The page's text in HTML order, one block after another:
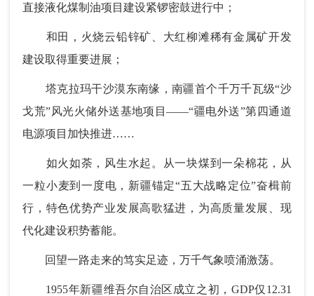
直接液化煤制油项目建设紧锣密鼓进行中；
和田，火烧云铅锌矿、大红柳滩稀有金属矿开发
建设取得重要进展；
塔克拉玛干沙漠东南缘，南疆首个千万千瓦级“沙
戈荒”风光火储外送基地项目——“疆电外送”第四通道
电源项目加快推进……
如火如荼，风生水起。从一块煤到一朵棉花，从
一粒小麦到一度电，新疆锚定“五大战略定位”奋楫前
行，特色优势产业发展高歌猛进，为高质量发展、现
代化建设积势蓄能。
回望一路走来的笃实足迹，万千气象喷涌激荡。
1955年新疆维吾尔自治区成立之初，GDP仅12.31